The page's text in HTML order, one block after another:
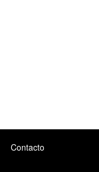
Contacto